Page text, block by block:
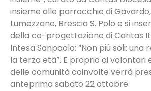
insieme alle parrocchie di
Lumezzane, Brescia S. Polo e si
della co-progettazione di Caritas
Intesa Sanpaolo: “Non più soli: una
la terza età”. E proprio ai volontari
delle comunità coinvolte verrà
anteprima sabato 22 ottobre.